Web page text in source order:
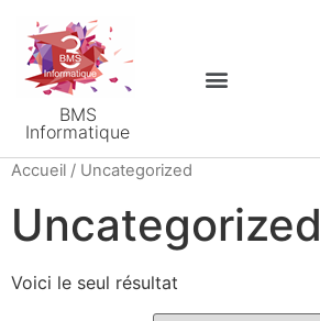
BMS
Informatique
Accueil / Uncategorized
Uncategorized
Voici le seul résultat